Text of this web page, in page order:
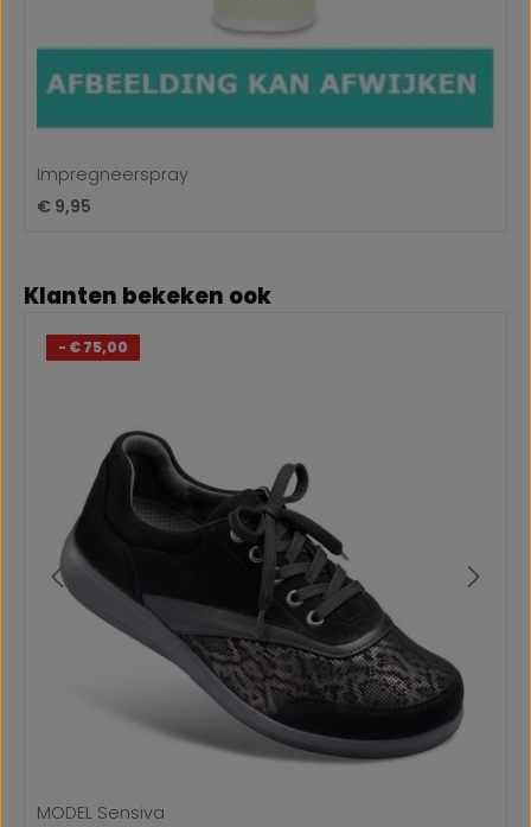
Impregneerspray
Normale prijs:
€ 9,95
Productgalerij overslaan
Klanten bekeken ook
- € 75,00
MODEL Sensiva